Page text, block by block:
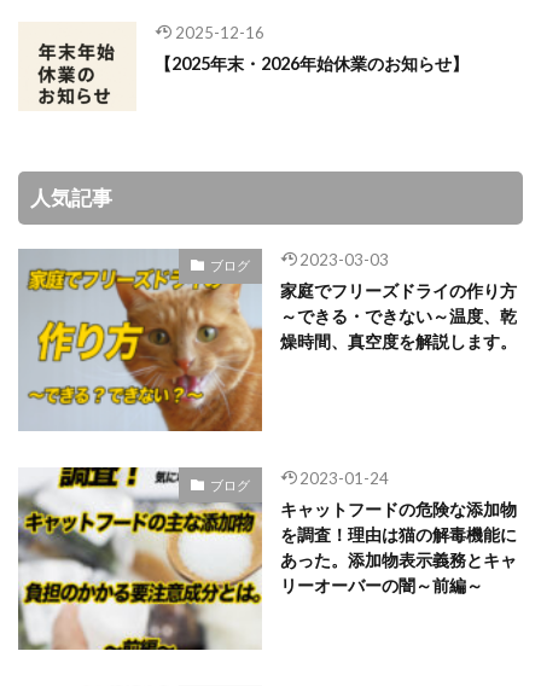
2025-12-16
【2025年末・2026年始休業のお知らせ】
人気記事
ブログ 2023-03-03
家庭でフリーズドライの作り方
～できる・できない～温度、乾
燥時間、真空度を解説します。
ブログ 2023-01-24
キャットフードの危険な添加物
を調査！理由は猫の解毒機能に
あった。添加物表示義務とキャ
リーオーバーの闇～前編～